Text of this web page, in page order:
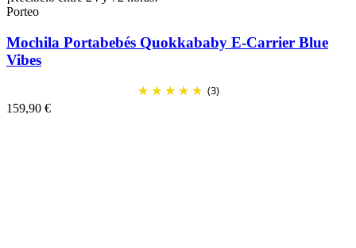
Porteo
Mochila Portabebés Quokkababy E-Carrier Blue
Vibes
(3)
159,90 €